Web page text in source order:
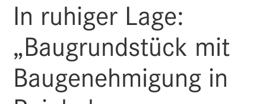
In ruhiger Lage:
„Baugrundstück mit
Baugenehmigung in